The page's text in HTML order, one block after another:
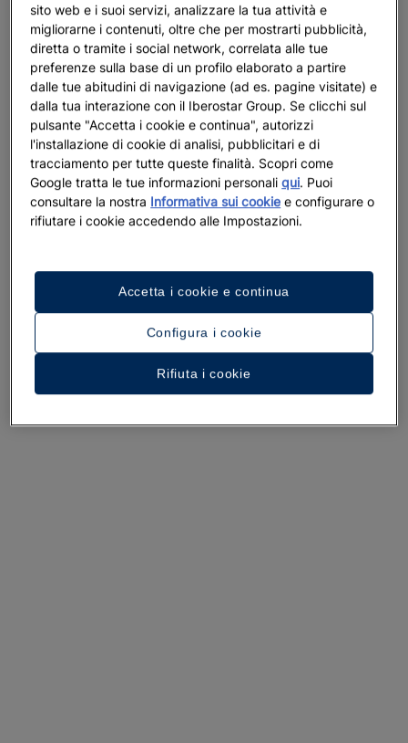
Un tour dell’hotel
sito web e i suoi servizi, analizzare la tua attività e
migliorarne i contenuti, oltre che per mostrarti pubblicità,
diretta o tramite i social network, correlata alle tue
preferenze sulla base di un profilo elaborato a partire
dalle tue abitudini di navigazione (ad es. pagine visitate) e
dalla tua interazione con il Iberostar Group. Se clicchi sul
pulsante "Accetta i cookie e continua", autorizzi
l'installazione di cookie di analisi, pubblicitari e di
tracciamento per tutte queste finalità. Scopri come
Google tratta le tue informazioni personaliqui. Puoi
consultare la nostra Informativa sui cookie e configurare o
rifiutare i cookie accedendo alle Impostazioni.
Configura i cookie
Rifiuta i cookie
Accetta i cookie e continua